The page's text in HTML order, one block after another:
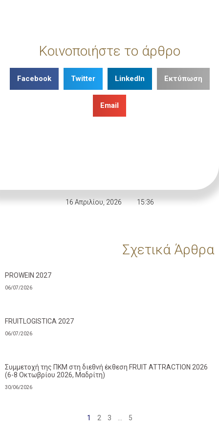
Κοινοποιήστε το άρθρο
Facebook Twitter LinkedIn Εκτύπωση
Email
16 Απριλίου, 2026 15:36
Σχετικά Άρθρα
PROWEIN 2027
06/07/2026
FRUITLOGISTICA 2027
06/07/2026
Συμμετοχή της ΠΚΜ στη διεθνή έκθεση FRUIT ATTRACTION 2026
(6-8 Οκτωβρίου 2026, Μαδρίτη)
30/06/2026
1 2 3 5